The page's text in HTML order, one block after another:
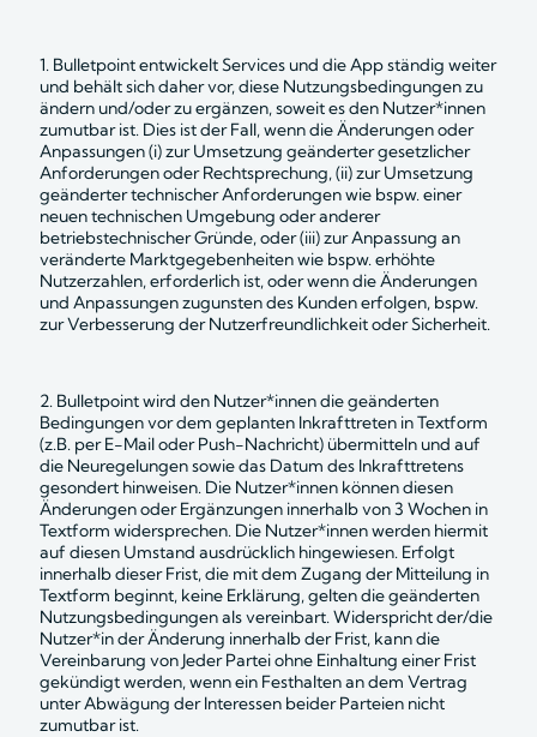
1. Bulletpoint entwickelt Services und die App ständig weiter
und behält sich daher vor, diese Nutzungsbedingungen zu
ändern und/oder zu ergänzen, soweit es den Nutzer*innen
zumutbar ist. Dies ist der Fall, wenn die Änderungen oder
Anpassungen (i) zur Umsetzung geänderter gesetzlicher
Anforderungen oder Rechtsprechung, (ii) zur Umsetzung
geänderter technischer Anforderungen wie bspw. einer
neuen technischen Umgebung oder anderer
betriebstechnischer Gründe, oder (iii) zur Anpassung an
veränderte Marktgegebenheiten wie bspw. erhöhte
Nutzerzahlen, erforderlich ist, oder wenn die Änderungen
und Anpassungen zugunsten des Kunden erfolgen, bspw.
zur Verbesserung der Nutzerfreundlichkeit oder Sicherheit.
2. Bulletpoint wird den Nutzer*innen die geänderten
Bedingungen vor dem geplanten Inkrafttreten in Textform
(z.B. per E-Mail oder Push-Nachricht) übermitteln und auf
die Neuregelungen sowie das Datum des Inkrafttretens
gesondert hinweisen. Die Nutzer*innen können diesen
Änderungen oder Ergänzungen innerhalb von 3 Wochen in
Textform widersprechen. Die Nutzer*innen werden hiermit
auf diesen Umstand ausdrücklich hingewiesen. Erfolgt
innerhalb dieser Frist, die mit dem Zugang der Mitteilung in
Textform beginnt, keine Erklärung, gelten die geänderten
Nutzungsbedingungen als vereinbart. Widerspricht der/die
Nutzer*in der Änderung innerhalb der Frist, kann die
Vereinbarung von Jeder Partei ohne Einhaltung einer Frist
gekündigt werden, wenn ein Festhalten an dem Vertrag
unter Abwägung der Interessen beider Parteien nicht
zumutbar ist.